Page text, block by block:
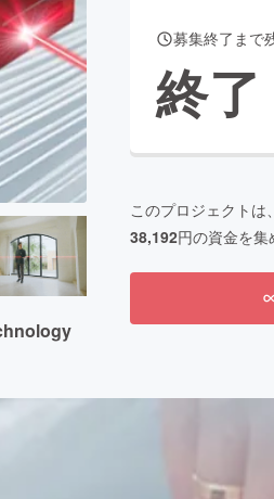
CAMPFIRE Creation
yaコミュニティ
募集終了まで
終了
このプロジェクトは、
38,192円の資金を集